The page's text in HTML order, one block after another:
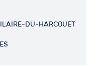
DU-HARCOUET